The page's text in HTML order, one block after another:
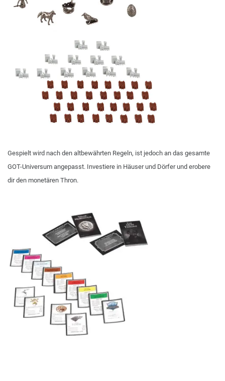
Gespielt wird nach den altbewährten Regeln, ist jedoch an das gesamte
GOT-Universum angepasst. Investiere in Häuser und Dörfer und erobere
dir den monetären Thron.